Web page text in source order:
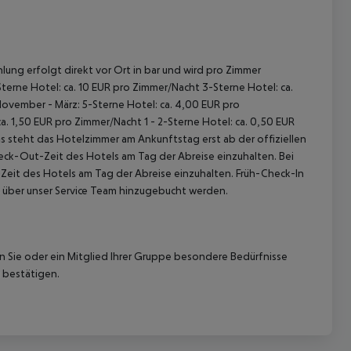
erfolgt direkt vor Ort in bar und wird pro Zimmer
Hotel: ca. 10 EUR pro Zimmer/Nacht 3-Sterne Hotel: ca.
- März: 5-Sterne Hotel: ca. 4,00 EUR pro
EUR pro Zimmer/Nacht 1 - 2-Sterne Hotel: ca. 0,50 EUR
steht das Hotelzimmer am Ankunftstag erst ab der offiziellen
Out-Zeit des Hotels am Tag der Abreise einzuhalten. Bei
des Hotels am Tag der Abreise einzuhalten. Früh-Check-In
unser Service Team hinzugebucht werden.
oder ein Mitglied Ihrer Gruppe besondere Bedürfnisse
bestätigen.
akzeptieren